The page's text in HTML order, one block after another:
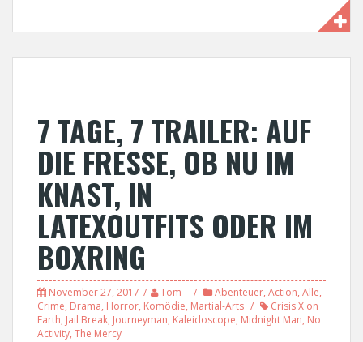
7 TAGE, 7 TRAILER: AUF
DIE FRESSE, OB NU IM
KNAST, IN
LATEXOUTFITS ODER IM
BOXRING
November 27, 2017 Tom Abenteuer, Action, Alle,
Crime, Drama, Horror, Komödie, Martial-Arts
Crisis X on
Earth, Jail Break, Journeyman, Kaleidoscope, Midnight Man, No
Activity, The Mercy